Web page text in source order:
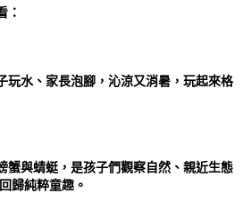
：
玩水、家長泡腳，沁涼又消暑，玩起來格
蟹與蜻蜓，是孩子們觀察自然、親近生態
歸純粹童趣。